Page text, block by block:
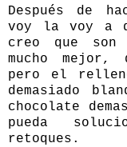
Después de
voy la voy a
creo que son
mucho mejor,
pero el
demasiado
chocolate
pueda
retoques.